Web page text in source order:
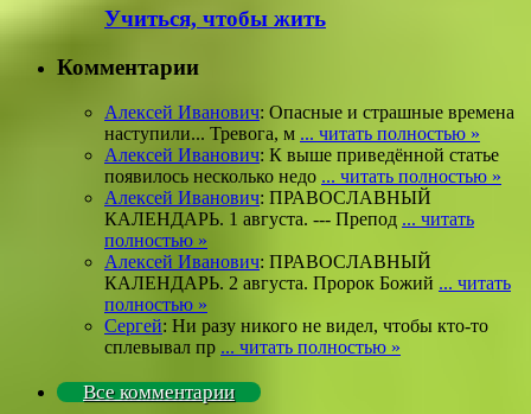
Учиться, чтобы жить
Комментарии
Алексей Иванович: Опасные и страшные времена
наступили... Тревога, м ... читать полностью »
Алексей Иванович: К выше приведённой статье
появилось несколько недо ... читать полностью »
Алексей Иванович: ПРАВОСЛАВНЫЙ
КАЛЕНДАРЬ. 1 августа. --- Препод ... читать
полностью »
Алексей Иванович: ПРАВОСЛАВНЫЙ
КАЛЕНДАРЬ. 2 августа. Пророк Божий ... читать
полностью »
Сергей: Ни разу никого не видел, чтобы кто-то
сплевывал пр ... читать полностью »
Все комментарии